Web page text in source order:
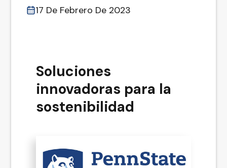
17 De Febrero De 2023
Soluciones
innovadoras para la
sostenibilidad